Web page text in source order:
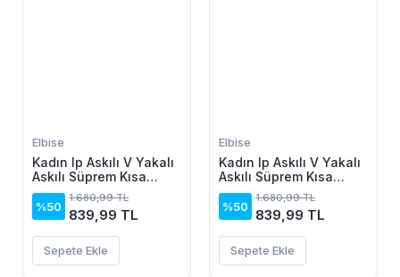
Elbise
Kadın Ip Askılı V Yakalı
Askılı Süprem Kısa
Elbise
%50
1.680,99 TL
839,99 TL
Sepete Ekle
Elbise
Kadın Ip Askılı V Yakalı
Askılı Süprem Kısa
Elbise
%50
1.680,99 TL
839,99 TL
Sepete Ekle